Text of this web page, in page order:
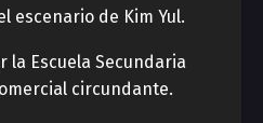
escenario de Kim Yul.
la Escuela Secundaria
circundante.